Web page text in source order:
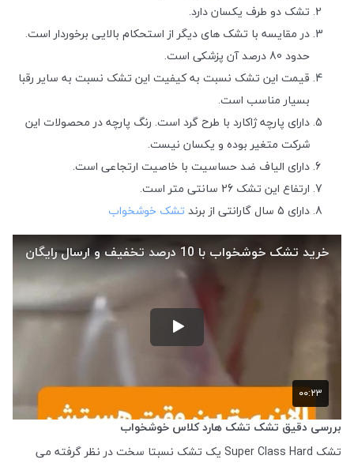
تشک دو طرف یکسان دارد.
در مقایسه با تشک های دیگر از استحکام بالایی برخوردار است.
حدود 80 درصد آن پزشکی است.
قیمت این تشک نسبت به کیفیت این تشک نسبت به سایر رقبا
بسیار مناسب است.
دارای پارچه ژاکارد با طرح گرد است. رنگ پارچه در محصولات این
شرکت متغیر بوده و یکسان نیست.
دارای الیاف ضد حساسیت با خاصیت ارتجاعی است.
ارتفاع این تشک 26 سانتی متر است.
دارای 5 سال گارانتی از برند
تشک خوشخواب
بررسی دقیق تشک تشک هارد کلاس خوشخواب
تشک Super Class Hard یک تشک نسبتا سخت در نظر گرفته می